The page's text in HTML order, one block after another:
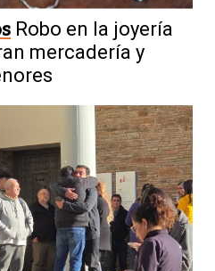
Robo en la joyería
mercadería y